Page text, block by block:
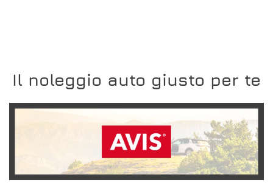
Il noleggio auto giusto per te
SCOPRI L'OFFERTA